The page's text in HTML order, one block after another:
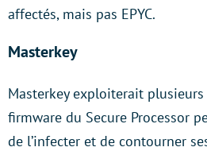
affectés, mais pas EPYC.
Masterkey
Masterkey exploiterait
firmware du Secure Processor
de l’infecter et de contourner